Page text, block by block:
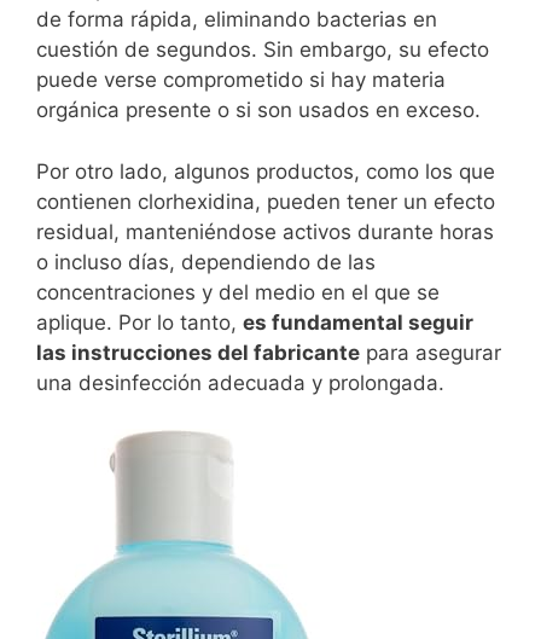
de forma rápida, eliminando bacterias en
cuestión de segundos. Sin embargo, su efecto
puede verse comprometido si hay materia
orgánica presente o si son usados en exceso.
Por otro lado, algunos productos, como los que
contienen clorhexidina, pueden tener un efecto
residual, manteniéndose activos durante horas
o incluso días, dependiendo de las
concentraciones y del medio en el que se
aplique. Por lo tanto, es fundamental seguir
las instrucciones del fabricante para asegurar
una desinfección adecuada y prolongada.